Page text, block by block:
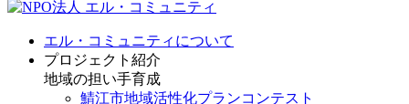
エル・コミュニティについて
プロジェクト紹介
地域の担い手育成
鯖江市地域活性化プランコンテスト